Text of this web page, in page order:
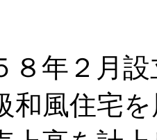
８年２月
和風住宅